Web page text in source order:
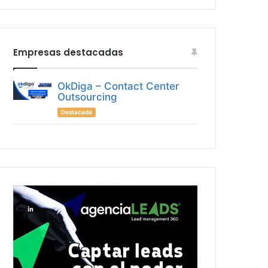
Empresas destacadas
OkDiga – Contact Center
Outsourcing
Destacada